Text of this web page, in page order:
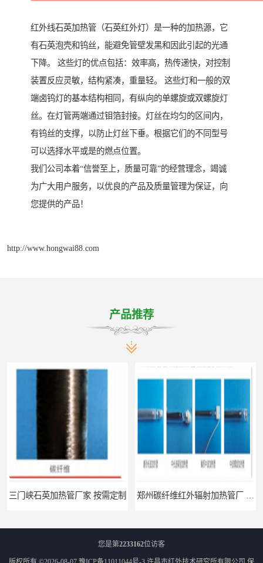
红外线石英加热管（石英红外灯）是一种的加热源，它
有石英泡壳和钨丝，能避免管壁发黑和因此引起的光通
下降。 这些灯的优点包括：效率高，热传递快，对控制
装置反应灵敏，结构紧凑，重量轻。 这些灯和一般的双
端卤钨灯的基本结构相同，有纵向的单螺旋或双螺旋灯
丝。在灯管两端通过钼箔封接。灯丝在均匀的区间内，
有钨丝的支撑，以防止灯丝下垂。根据它们的不同型号
可以选择水平或是的燃点位置。
我们公司本着“信誉至上，质量可靠”的经营理念，竭诚
为广大用户服务，以优良的产品及质量管理为保证，向
您提供的产品！
http://www.hongwai88.com
产品推荐
三门峡石英加热管厂家 按需定制
您是第2233162位访客